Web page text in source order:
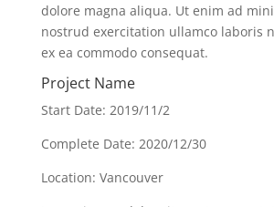
dolore magna aliqua. Ut enim ad
nostrud exercitation ullamco laboris
ex ea commodo consequat.
Project Name
Start Date: 2019/11/2
Complete Date: 2020/12/30
Location: Vancouver